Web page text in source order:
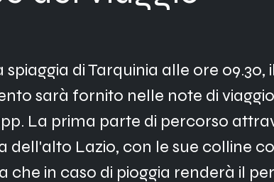
di Tarquinia alle ore 09.30,
sarà fornito nelle note di
La prima parte di percorso
dell'alto Lazio, con le sue colline
che in caso di pioggia renderà il